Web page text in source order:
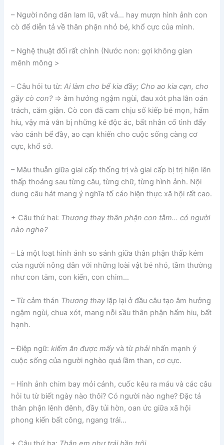
– Người nông dân lam lũ, vất vả… hay mượn hình ảnh con
cò để diễn tả về thân phận nhỏ bé, khổ cực của mình.
– Nghệ thuật đối rất chỉnh (Nước non: gợi không gian
mênh mông >
– Câu hỏi tu từ:Ai làm cho bể kia đầy; Cho ao kia cạn, cho
gầy cò con?=> âm hưởng ngậm ngùi, đau xót pha lẫn oán
trách, căm giận. Cò con đã cam chịu số kiếp bé mọn, hẩm
hiu, vậy mà vẫn bị những kẻ độc ác, bất nhân cố tình đẩy
vào cảnh bể đầy, ao cạn khiến cho cuộc sống càng cơ
cực, khổ sở.
– Mâu thuẫn giữa giai cấp thống trị và giai cấp bị trị hiện lên
thấp thoáng sau từng câu, từng chữ, từng hình ảnh. Nội
dung câu hát mang ý nghĩa tố cáo hiện thực xã hội rất cao.
+ Câu thứ hai: Thương thay thân phận con tằm… có người
nào nghe?
– Là một loạt hình ảnh so sánh giữa thân phận thấp kém
của người nông dân với những loài vật bé nhỏ, tầm thường
như con tằm, con kiến, con chim…
– Từ cảm thán Thương thay lặp lại ở đầu câu tạo âm hưởng
ngậm ngùi, chua xót, mang nỗi sầu thân phận hẩm hiu, bất
hạnh.
– Điệp ngữ:kiếm ăn được mấy và từphảinhấn mạnh ý
cuộc sống của người nghèo quá lầm than, cơ cực.
– Hình ảnh chim bay mỏi cánh, cuốc kêu ra máu và các câu
hỏi tu từ biết ngày nào thôi? Có người nào nghe? Đặc tả
thân phận lênh đênh, đầy tủi hờn, oan ức giữa xã hội
phong kiến bất công, ngang trái…